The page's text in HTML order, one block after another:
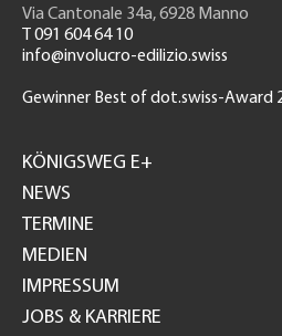
Via Cantonale 34a, 6928 Manno
T 091 604 64 10
info@involucro-edilizio.swiss
Gewinner Best of dot.swiss-Award
GH
KÖNIGSWEG E+
NEWS
TERMINE
MEDIEN
IMPRESSUM
JOBS & KARRIERE